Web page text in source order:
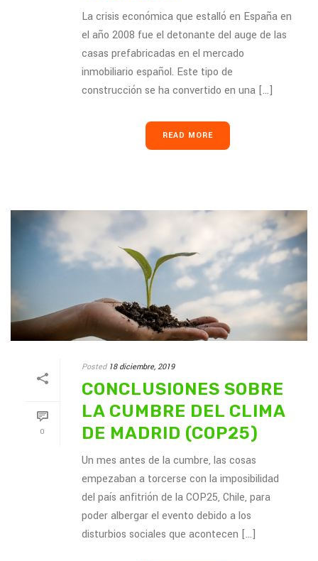
La crisis económica que estalló en España en
el año 2008 fue el detonante del auge de las
casas prefabricadas en el mercado
inmobiliario español. Este tipo de
construcción se ha convertido en una [...]
READ MORE
0
Posted 18 diciembre, 2019
CONCLUSIONES SOBRE
LA CUMBRE DEL CLIMA
DE MADRID (COP25)
Un mes antes de la cumbre, las cosas
empezaban a torcerse con la imposibilidad
del país anfitrión de la COP25, Chile, para
poder albergar el evento debido a los
disturbios sociales que acontecen [...]